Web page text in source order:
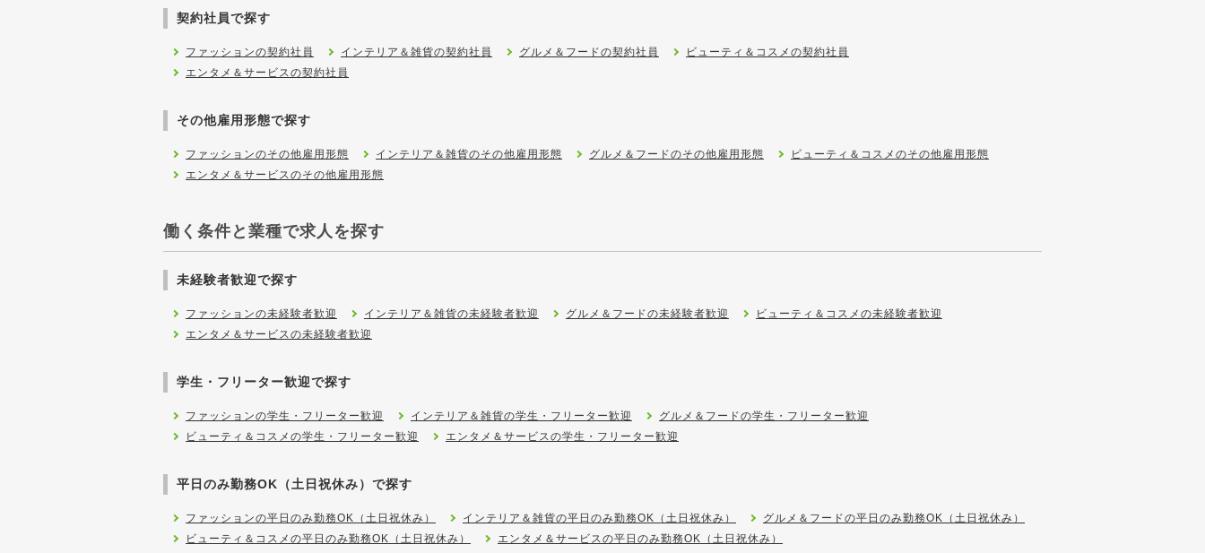
契約社員で探す
ファッションの契約社員 インテリア＆雑貨の契約社員 グルメ＆フードの契約社員
ビューティ＆コスメの契約社員
エンタメ＆サービスの契約社員
その他雇用形態で探す
ファッションのその他雇用形態 インテリア＆雑貨のその他雇用形態 グルメ＆フードのその他雇用形態
ビューティ＆コスメのその他雇用形態
エンタメ＆サービスのその他雇用形態
働く条件と業種で求人を探す
未経験者歓迎で探す
ファッションの未経験者歓迎 インテリア＆雑貨の未経験者歓迎 グルメ＆フードの未経験者歓迎
ビューティ＆コスメの未経験者歓迎
エンタメ＆サービスの未経験者歓迎
学生・フリーター歓迎で探す
ファッションの学生・フリーター歓迎 インテリア＆雑貨の学生・フリーター歓迎
グルメ＆フードの学生・フリーター歓迎
ビューティ＆コスメの学生・フリーター歓迎
エンタメ＆サービスの学生・フリーター歓迎
平日のみ勤務OK（土日祝休み）で探す
ファッションの平日のみ勤務OK（土日祝休み） インテリア＆雑貨の平日のみ勤務OK（土日祝休み）
グルメ＆フードの平日のみ勤務OK（土日祝休み）
ビューティ＆コスメの平日のみ勤務OK（土日祝休み）
エンタメ＆サービスの平日のみ勤務OK（土日祝休み）